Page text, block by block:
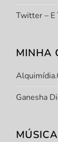
Twitter – E
MINHA
Ganesha
MÚSICA